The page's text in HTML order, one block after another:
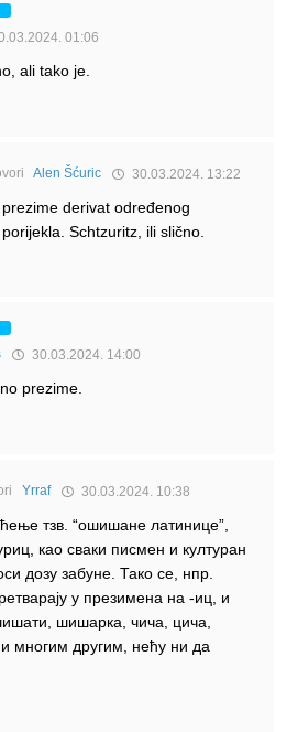
01:06
ali tako je.
Alen Šćuric 30.03.2024. 13:22
derivat određenog
Schtzuritz, ili slično.
30.03.2024. 14:00
prezime.
Yrraf 30.03.2024. 10:38
тзв. “ошишане латинице”,
као сваки писмен и културан
дозу забуне. Тако се, нпр.
у презимена на -иц, и
шишарка, чича, цича,
многим другим, нећу ни да